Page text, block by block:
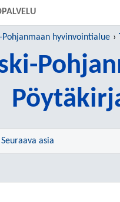
Pohjanmaan hyvinvointialue
Seuraava asia